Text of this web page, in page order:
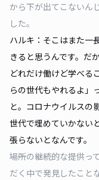
から下が出てこない
した。
ハルキ：そこはまた一
きると思うんです。だ
どれだけ働けど学べる
らの世代もやれるよ」
と。コロナウイルスの
世代で埋めていかない
張らないとなんです。
――場所の継続的な提供
だく中で発見したこと